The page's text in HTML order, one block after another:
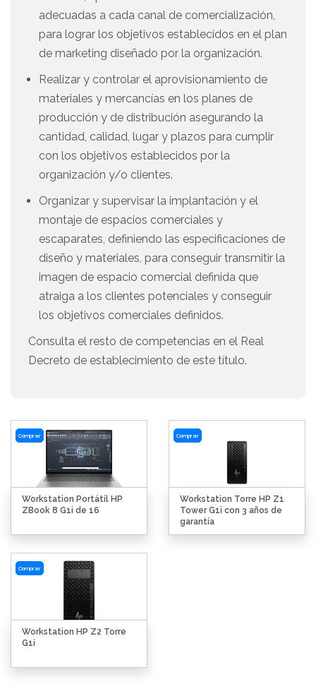
adecuadas a cada canal de comercialización,
para lograr los objetivos establecidos en el plan
de marketing diseñado por la organización.
Realizar y controlar el aprovisionamiento de
materiales y mercancías en los planes de
producción y de distribución asegurando la
cantidad, calidad, lugar y plazos para cumplir
con los objetivos establecidos por la
organización y/o clientes.
Organizar y supervisar la implantación y el
montaje de espacios comerciales y
escaparates, definiendo las especificaciones de
diseño y materiales, para conseguir transmitir la
imagen de espacio comercial definida que
atraiga a los clientes potenciales y conseguir
los objetivos comerciales definidos.
Consulta el resto de competencias en el Real
Decreto de establecimiento de este título.
Comprar
Workstation Portátil HP
ZBook 8 G1i de 16
Comprar
Workstation Torre HP Z1
Tower G1i con 3 años de
garantía
Comprar
Workstation HP Z2 Torre
G1i